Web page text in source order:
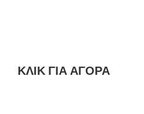
ΚΛΙΚ ΓΙΑ ΑΓΟΡΆ